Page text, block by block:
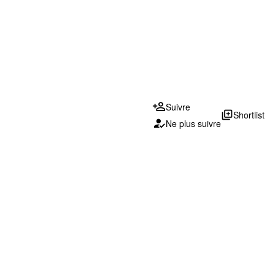
Suivre
Ne plus suivre
library_addShortlist